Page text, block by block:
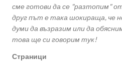
сме готови да се "разтопим"
друг път е така шокираща, че
думи да възразим или да
това ще си говорим тук!
Страници